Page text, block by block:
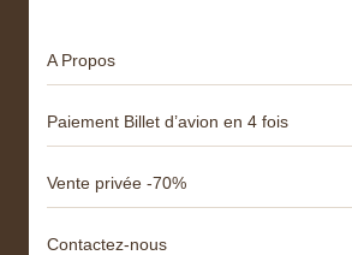
A Propos
Paiement Billet d’avion en 4 fois
Vente privée -70%
Contactez-nous